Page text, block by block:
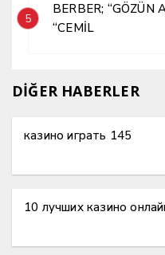
5
BERBER; “GÖZÜN AYDIN ESTETİKÇİ
“CEMİL
DİĞER HABERLER
казино играть 145
10 лучших казино